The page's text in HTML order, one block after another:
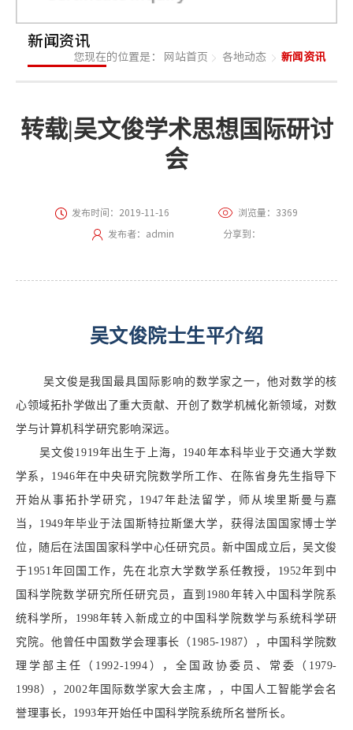
新闻资讯
您现在的位置是： 网站首页 各地动态 新闻资讯
转载|吴文俊学术思想国际研讨
会
发布时间：2019-11-16 浏览量：3369
发布者：admin 分享到：
吴文俊院士生平介绍
吴文俊是我国最具国际影响的数学家之一，他对数学的核
心领域拓扑学做出了重大贡献、开创了数学机械化新领域，对数
学与计算机科学研究影响深远。
吴文俊1919年出生于上海，1940年本科毕业于交通大学数
学系，1946年在中央研究院数学所工作、在陈省身先生指导下
开始从事拓扑学研究，1947年赴法留学，师从埃里斯曼与嘉
当，1949年毕业于法国斯特拉斯堡大学，获得法国国家博士学
位，随后在法国国家科学中心任研究员。新中国成立后，吴文俊
于1951年回国工作，先在北京大学数学系任教授，1952年到中
国科学院数学研究所任研究员，直到1980年转入中国科学院系
统科学所，1998年转入新成立的中国科学院数学与系统科学研
究院。他曾任中国数学会理事长（1985-1987），中国科学院数
理学部主任（1992-1994），全国政协委员、常委（1979-
1998），2002年国际数学家大会主席，，中国人工智能学会名
誉理事长，1993年开始任中国科学院系统所名誉所长。